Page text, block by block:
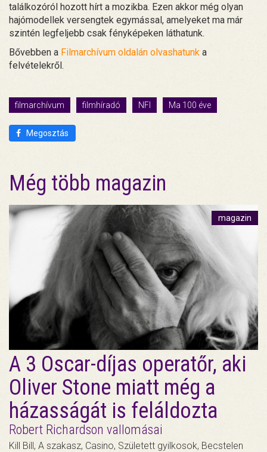
találkozóról hozott hírt a mozikba. Ezen akkor még olyan
hajómodellek versengtek egymással, amelyeket ma már
szintén legfeljebb csak fényképeken láthatunk.
Bővebben a Filmarchívum oldalán olvashatunk a
felvételekről.
filmarchívum filmhíradó NFI Ma 100 éve
Megosztás
Még több magazin
magazin
A 3 Oscar-díjas operatőr, aki
Oliver Stone miatt még a
házasságát is feláldozta
Robert Richardson vallomásai
Kill Bill, A szakasz, Casino, Született gyilkosok, Becstelen